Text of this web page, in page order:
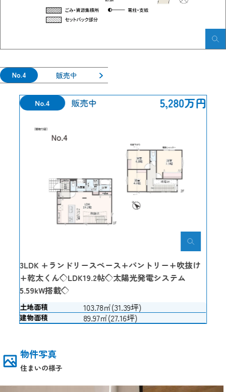
No.4 販売中
No.4 販売中 5,280万円
3LDK +ランドリースペース+パントリー+吹抜け
+乾太くん◇LDK19.2帖◇太陽光発電システム
5.59kW搭載◇
土地面積 103.78㎡(31.39坪)
建物面積 89.97㎡(27.16坪)
物件写真
住まいの様子